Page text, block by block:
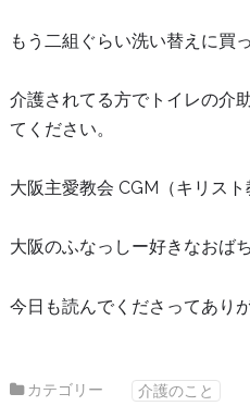
もう二組ぐらい洗い替えに買
介護されてる方でトイレの介
てください。
大阪主愛教会 CGM（キリスト
大阪のふなっしー好きなおば
今日も読んでくださってあり
カテゴリー 介護のこと